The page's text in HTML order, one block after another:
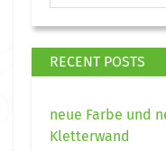
RECENT POSTS
neue Farbe und
Kletterwand